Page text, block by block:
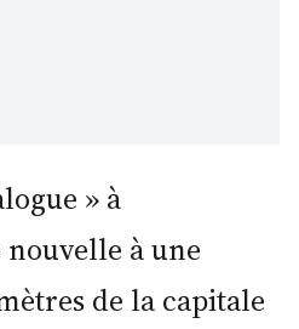
» à
à une
de la capitale